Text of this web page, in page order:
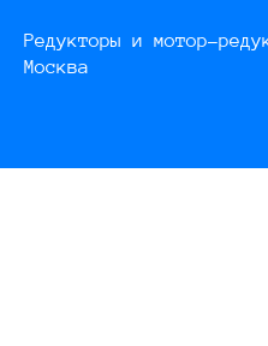
Редукторы и мотор-
Москва